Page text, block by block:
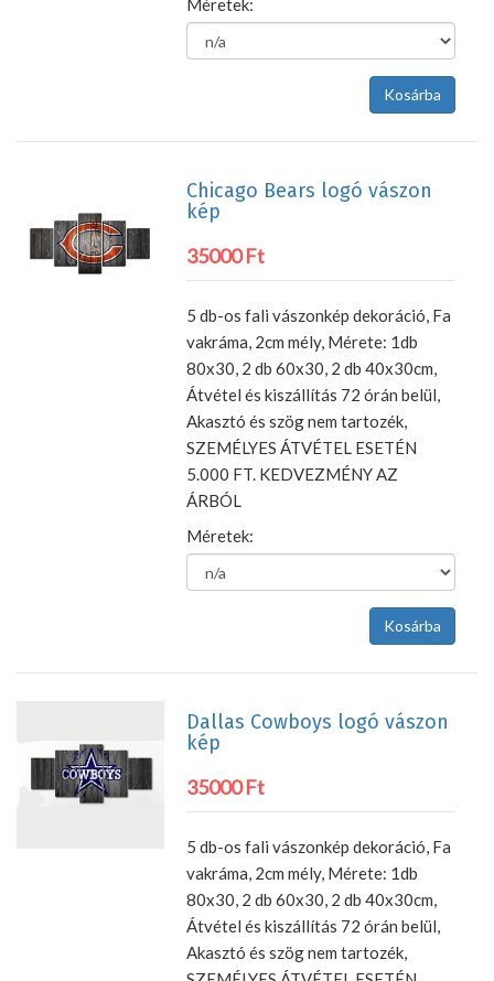
Méretek:
Chicago Bears logó vászon
kép
35000 Ft
5 db-os fali vászonkép dekoráció, Fa
vakráma, 2cm mély, Mérete: 1db
80x30, 2 db 60x30, 2 db 40x30cm,
Átvétel és kiszállítás 72 órán belül,
Akasztó és szög nem tartozék,
SZEMÉLYES ÁTVÉTEL ESETÉN
5.000 FT. KEDVEZMÉNY AZ
ÁRBÓL
Méretek:
Dallas Cowboys logó vászon
kép
35000 Ft
5 db-os fali vászonkép dekoráció, Fa
vakráma, 2cm mély, Mérete: 1db
80x30, 2 db 60x30, 2 db 40x30cm,
Átvétel és kiszállítás 72 órán belül,
Akasztó és szög nem tartozék,